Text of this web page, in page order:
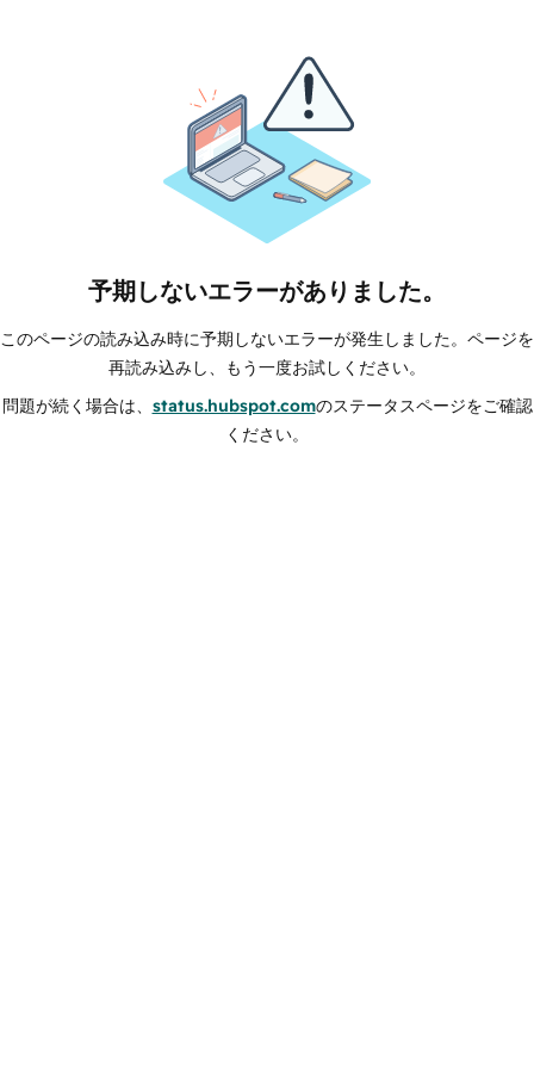
予期しないエラーがありました。
このページの読み込み時に予期しないエラーが発生しました。ページを
再読み込みし、もう一度お試しください。
問題が続く場合は、 status.hubspot.comのステータスページをご確認
ください。